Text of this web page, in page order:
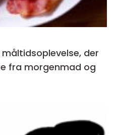
der
fra morgenmad og